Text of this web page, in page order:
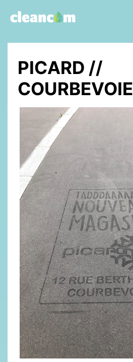
PICARD //
COURBEVOIE